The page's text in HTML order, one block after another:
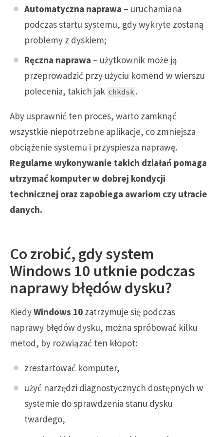
Automatyczna naprawa – uruchamiana
podczas startu systemu, gdy wykryte zostaną
problemy z dyskiem;
Ręczna naprawa – użytkownik może ją
przeprowadzić przy użyciu komend w wierszu
polecenia, takich jak chkdsk.
Aby usprawnić ten proces, warto zamknąć
wszystkie niepotrzebne aplikacje, co zmniejsza
obciążenie systemu i przyspiesza naprawę.
Regularne wykonywanie takich działań pomaga
utrzymać komputer w dobrej kondycji
technicznej oraz zapobiega awariom czy utracie
danych.
Co zrobić, gdy system
Windows 10 utknie podczas
naprawy błędów dysku?
KiedyWindows 10 zatrzymuje się podczas
naprawy błędów dysku, można spróbować kilku
metod, by rozwiązać ten kłopot:
zrestartować komputer,
użyć narzędzi diagnostycznych dostępnych w
systemie do sprawdzenia stanu dysku
twardego,